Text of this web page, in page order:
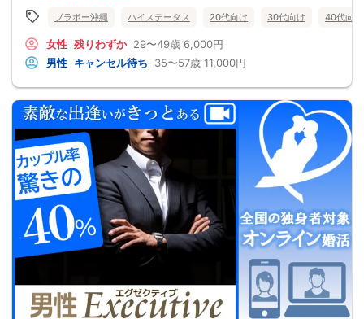
ブラボー沖縄 ハイステータス 20代向け 30代向け 40代向け
女性 残りわずか 29〜49歳 6,000円
男性 キャンセル待ち 35〜57歳 11,000円